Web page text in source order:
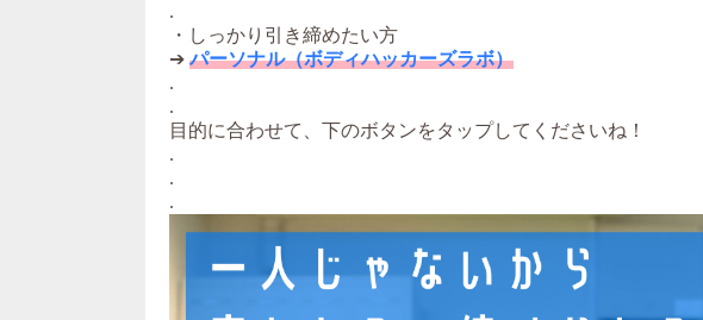
.
・しっかり引き締めたい方
➔パーソナル（ボディハッカーズラボ）
.
.
目的に合わせて、下のボタンをタップしてくださいね！
.
.
.